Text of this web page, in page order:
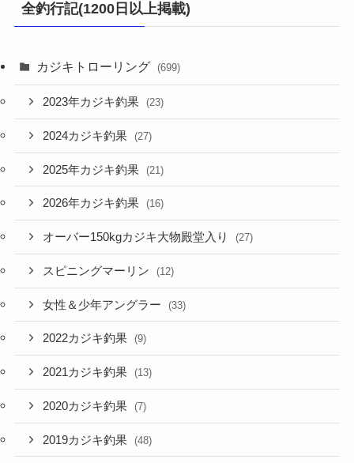
全釣行記(1200日以上掲載)
カジキトローリング (699)
2023年カジキ釣果 (23)
2024カジキ釣果 (27)
2025年カジキ釣果 (21)
2026年カジキ釣果 (16)
オーバー150kgカジキ大物殿堂入り (27)
スピニングマーリン (12)
女性＆少年アングラー (33)
2022カジキ釣果 (9)
2021カジキ釣果 (13)
2020カジキ釣果 (7)
2019カジキ釣果 (48)